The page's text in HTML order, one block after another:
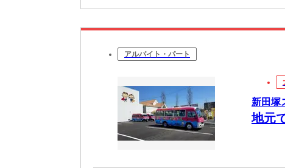
アルバイト・パート
新田塚
地元